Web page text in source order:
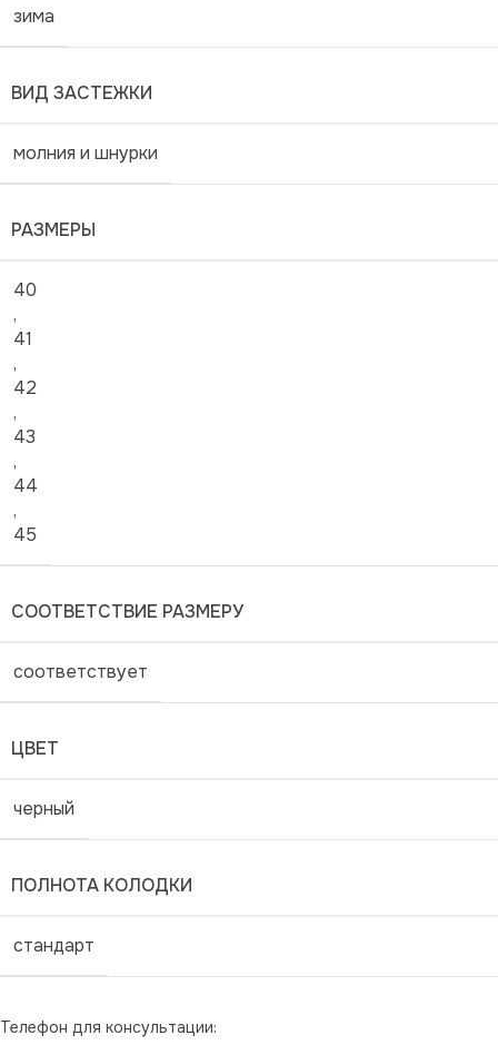
зима
ВИД ЗАСТЕЖКИ
молния и шнурки
РАЗМЕРЫ
40
,
41
,
42
,
43
,
44
,
45
СООТВЕТСТВИЕ РАЗМЕРУ
соответствует
ЦВЕТ
черный
ПОЛНОТА КОЛОДКИ
стандарт
Телефон для консультации: